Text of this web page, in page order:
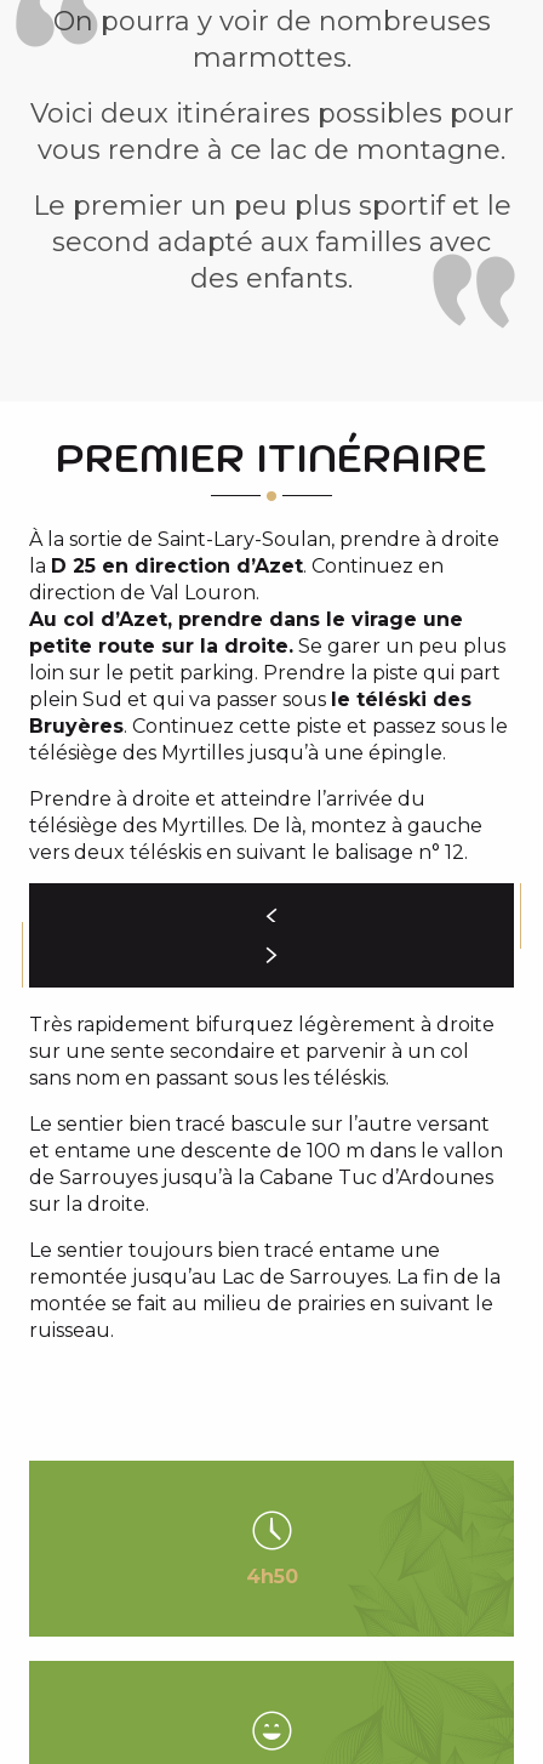
On pourra y voir de nombreuses
marmottes.
Voici deux itinéraires possibles pour
vous rendre à ce lac de montagne.
Le premier un peu plus sportif et le
second adapté aux familles avec
des enfants.
PREMIER ITINÉRAIRE
À la sortie de Saint-Lary-Soulan, prendre à droite
la D 25 en direction d’Azet. Continuez en
direction de Val Louron.
Au col d’Azet, prendre dans le virage une
petite route sur la droite. Se garer un peu plus
loin sur le petit parking. Prendre la piste qui part
plein Sud et qui va passer sous le téléski des
Bruyères. Continuez cette piste et passez sous le
télésiège des Myrtilles jusqu’à une épingle.
Prendre à droite et atteindre l’arrivée du
télésiège des Myrtilles. De là, montez à gauche
vers deux téléskis en suivant le balisage n° 12.
Très rapidement bifurquez légèrement à droite
sur une sente secondaire et parvenir à un col
sans nom en passant sous les téléskis.
Le sentier bien tracé bascule sur l’autre versant
et entame une descente de 100 m dans le vallon
de Sarrouyes jusqu’à la Cabane Tuc d’Ardounes
sur la droite.
Le sentier toujours bien tracé entame une
remontée jusqu’au Lac de Sarrouyes. La fin de la
montée se fait au milieu de prairies en suivant le
ruisseau.
4h50